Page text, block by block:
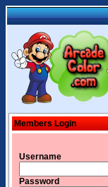
Members Login
Username
Password